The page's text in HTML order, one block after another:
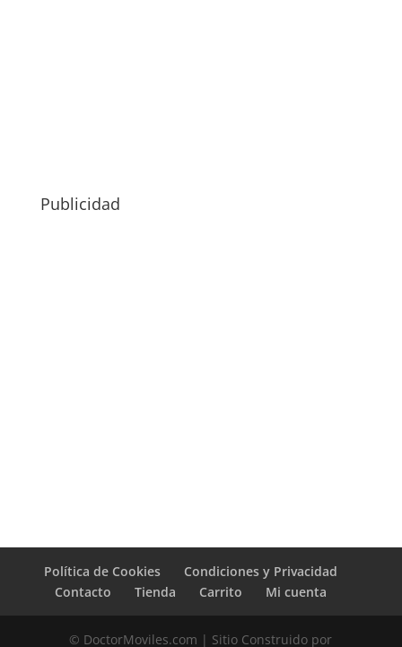
Publicidad
Política de Cookies
Condiciones y Privacidad
Contacto
Tienda Carrito Mi cuenta
© DoctorMoviles.com | Sitio Construido por